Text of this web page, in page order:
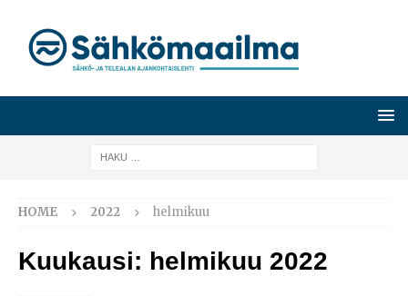
HOME 2022 helmikuu
Kuukausi: helmikuu 2022